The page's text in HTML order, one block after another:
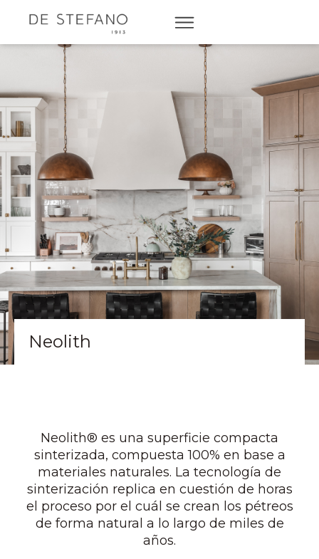
Neolith
Neolith® es una superficie compacta
sinterizada, compuesta 100% en base a
materiales naturales. La tecnología de
sinterización replica en cuestión de horas
el proceso por el cuál se crean los pétreos
de forma natural a lo largo de miles de
años.